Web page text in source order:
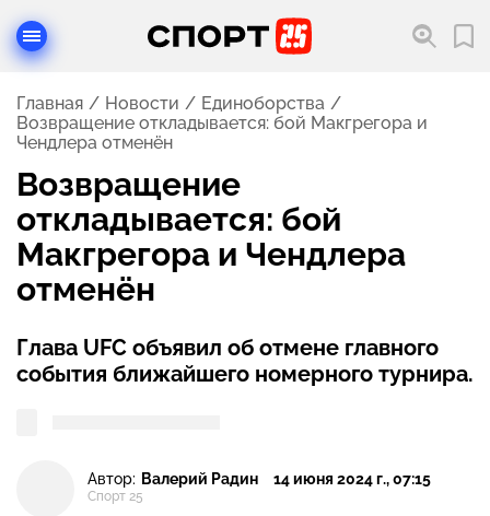
Главная Новости
Единоборства
Возвращение откладывается: бой Макгрегора и
Чендлера отменён
Возвращение
откладывается: бой
Макгрегора и Чендлера
отменён
Глава UFC объявил об отмене главного
события ближайшего номерного турнира.
Автор: Валерий Радин
Спорт 25
14 июня 2024 г., 07:15